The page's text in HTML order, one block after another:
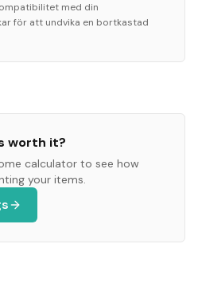
med din
för att undvika en bortkastad
worth it?
calculator to see how
your items.